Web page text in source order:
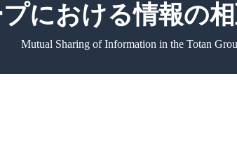
における情報の
Mutual Sharing of Information in the Totan